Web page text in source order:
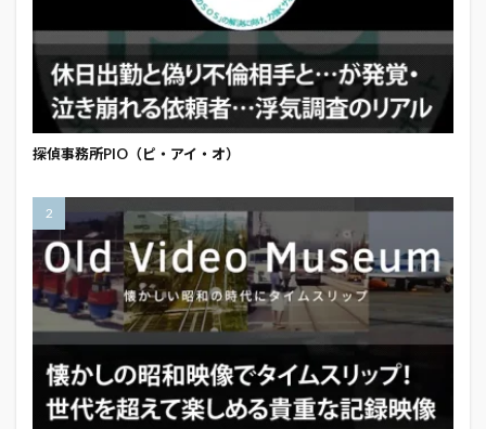
探偵事務所PIO（ピ・アイ・オ）